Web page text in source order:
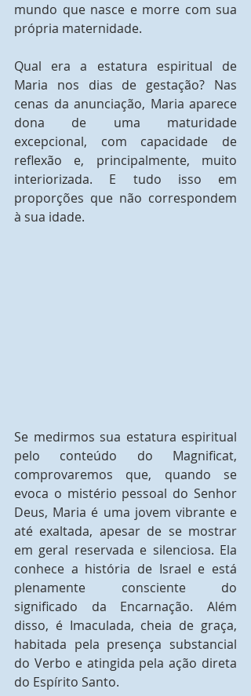
mundo que nasce e morre com sua
própria maternidade.
Qual era a estatura espiritual de
Maria nos dias de gestação? Nas
cenas da anunciação, Maria aparece
dona de uma maturidade
excepcional, com capacidade de
reflexão e, principalmente, muito
interiorizada. E tudo isso em
proporções que não correspondem
à sua idade.
Se medirmos sua estatura espiritual
pelo conteúdo do Magnificat,
comprovaremos que, quando se
evoca o mistério pessoal do Senhor
Deus, Maria é uma jovem vibrante e
até exaltada, apesar de se mostrar
em geral reservada e silenciosa. Ela
conhece a história de Israel e está
plenamente consciente do
significado da Encarnação. Além
disso, é Imaculada, cheia de graça,
habitada pela presença substancial
do Verbo e atingida pela ação direta
do Espírito Santo.